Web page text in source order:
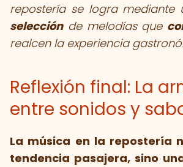
repostería se logra mediante
selecciónde melodías que
realcen la experiencia
Reflexión final: La
entre sonidos y
La música en la repostería
tendencia pasajera, sino